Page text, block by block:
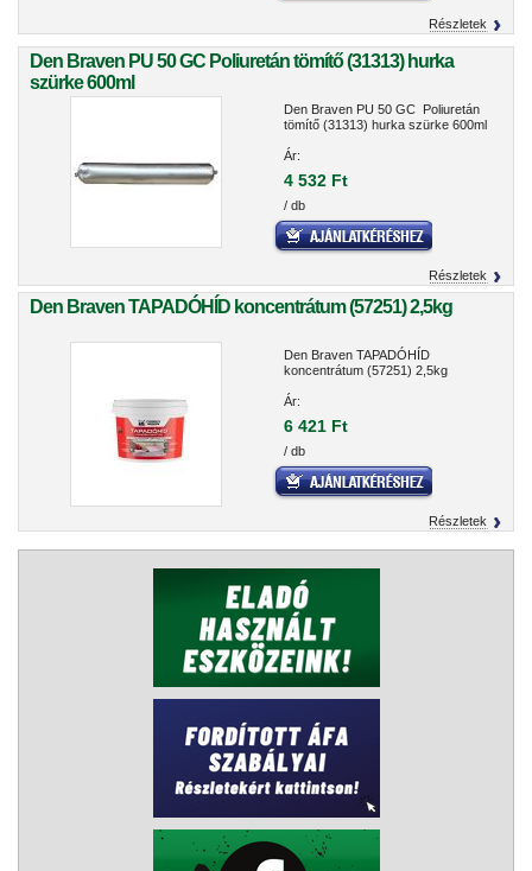
Részletek
Den Braven PU 50 GC Poliuretán tömítő (31313) hurka
szürke 600ml
Den Braven PU 50 GC Poliuretán
tömítő (31313) hurka szürke 600ml
Ár:
4 532 Ft
/ db
Részletek
Den Braven TAPADÓHÍD koncentrátum (57251) 2,5kg
Den Braven TAPADÓHÍD
koncentrátum (57251) 2,5kg
Ár:
6 421 Ft
/ db
Részletek